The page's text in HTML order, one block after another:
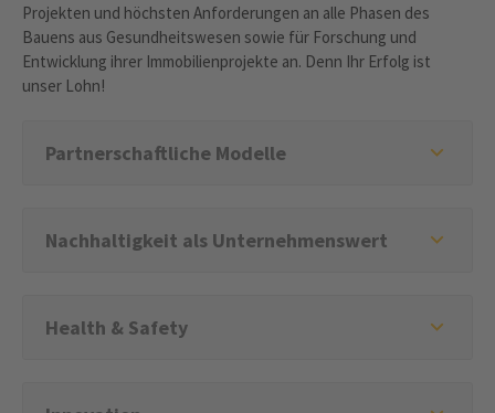
Projekten und höchsten Anforderungen an alle Phasen des
Bauens aus Gesundheitswesen sowie für Forschung und
Entwicklung ihrer Immobilienprojekte an. Denn Ihr Erfolg ist
unser Lohn!
Partnerschaftliche Modelle
Nachhaltigkeit als Unternehmenswert
Health & Safety